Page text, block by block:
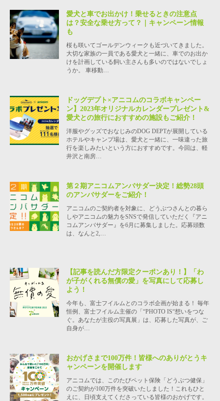
愛犬と車でお出かけ！乗せるときの注意点
は？安全な乗せ方って？｜キャンペーン情報
も
桜も咲いてゴールデンウィークも近づいてきました。
大切な家族の一員である愛犬と一緒に、車でのお出か
けを計画している飼い主さんも多いのではないでしょ
うか。 車移動…
ドッグデプト×アニコムのコラボキャンペー
ン】2023年オリジナルカレンダープレゼント&
愛犬との旅行におすすめの施設もご紹介！
洋服やグッズでおなじみのDOG DEPTが展開している
ホテルやキャンプ場は、愛犬と一緒に、一味違った旅
行を楽しみたいという方におすすめです。今回は、軽
井沢と南房…
第２期アニコムアンバサダー決定！総勢28頭
のアンバサダーをご紹介！
アニコムのご契約者を対象に、どうぶつさんとの暮ら
しやアニコムの魅力をSNSで発信していただく『アニ
コムアンバサダー』を6月に募集しました。応募頭数
は、なんと2,…
【記事を読んだ方限定クーポンあり！】「わ
が子がくれる無償の愛」を写真にして応募し
よう！
今年も、富士フイルムとのコラボ企画が始まる！ 毎年
恒例、富士フイルム主催の「“PHOTO IS“想いをつな
ぐ。あなたが主役の写真展」は、応募した写真が、ご
自身が…
おかげさまで100万件！皆様へのありがとうキ
ャンペーンを開催します
アニコムでは、このたびペット保険「どうぶつ健保」
のご契約が100万件を突破いたしました！これもひと
えに、日頃支えてくださっている皆様のおかげです。